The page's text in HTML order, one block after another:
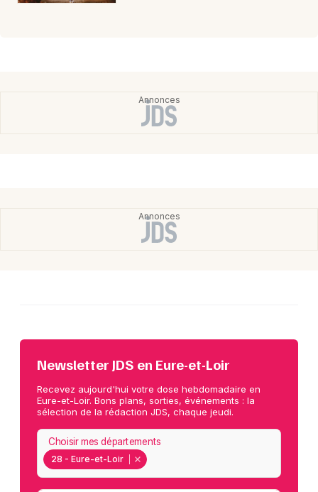
Newsletter JDS en Eure-et-Loir
Recevez aujourd'hui votre dose hebdomadaire en
Eure-et-Loir. Bons plans, sorties, événements : la
sélection de la rédaction JDS, chaque jeudi.
28 - Eure-et-Loir
Choisir mes départements